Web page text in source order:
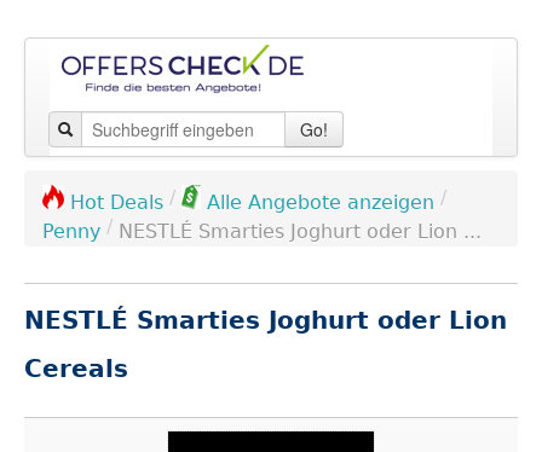
Go!
Hot Deals / Alle Angebote anzeigen /
Penny / NESTLÉ Smarties Joghurt oder Lion ...
NESTLÉ Smarties Joghurt oder Lion
Cereals